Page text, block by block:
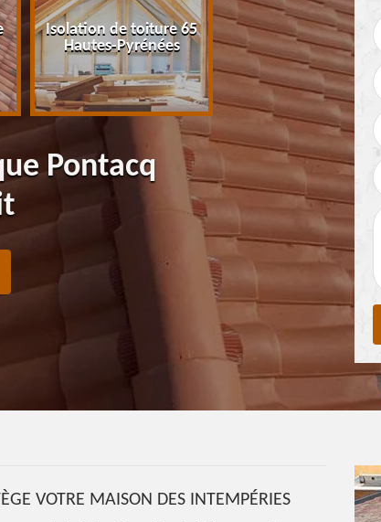
Isolation de toiture 65
Hautes-Pyrénées
Couvreur 65 Hautes-
Pyrénées
Pontacq
VOTRE MAISON DES INTEMPÉRIES